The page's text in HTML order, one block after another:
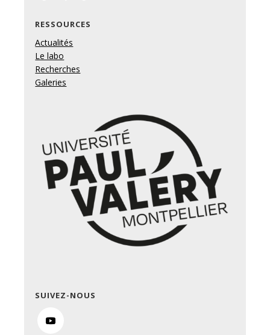
RESSOURCES
Actualités
Le labo
Recherches
Galeries
SUIVEZ-NOUS